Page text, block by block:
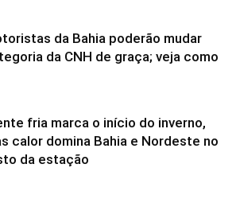
da Bahia poderão mudar
da CNH de graça; veja como
fria marca o início do inverno,
calor domina Bahia e Nordeste no
da estação